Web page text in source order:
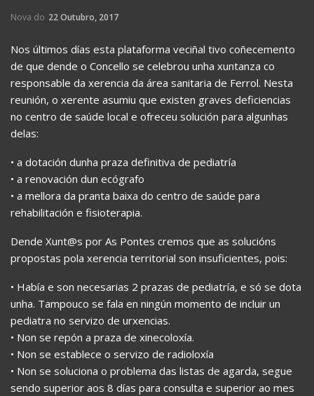
Nova do 22 Outubro, 2017
Nos últimos días esta plataforma veciñal tivo coñecemento
de que dende o Concello se celebrou unha xuntanza co
responsable da xerencia da área sanitaria de Ferrol. Nesta
reunión, o xerente asumiu que existen graves deficiencias
no centro de saúde local e ofreceu solución para algunhas
delas:
• a dotación dunha praza definitiva de pediatría
• a renovación dun ecógrafo
• a mellora da pranta baixa do centro de saúde para
rehabilitación e fisioterapia.
Dende Xunt@s por As Pontes cremos que as solucións
propostas pola xerencia territorial son insuficientes, pois:
• Había e son necesarias 2 prazas de pediatría, e só se dota
unha. Tampouco se fala en ningún momento de incluir un
pediatra no servizo de urxencias.
• Non se repón a praza de xinecoloxía.
• Non se establece o servizo de radioloxía
• Non se soluciona o problema das listas de agarda, segue
sendo superior aos 8 días para consulta e superior ao mes